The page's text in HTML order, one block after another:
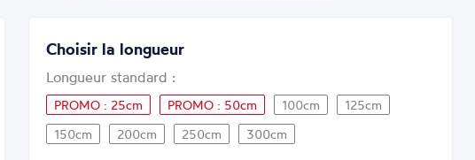
Choisir la longueur
Longueur standard :
PROMO : 25cm PROMO : 50cm 100cm
125cm
150cm
200cm 250cm 300cm